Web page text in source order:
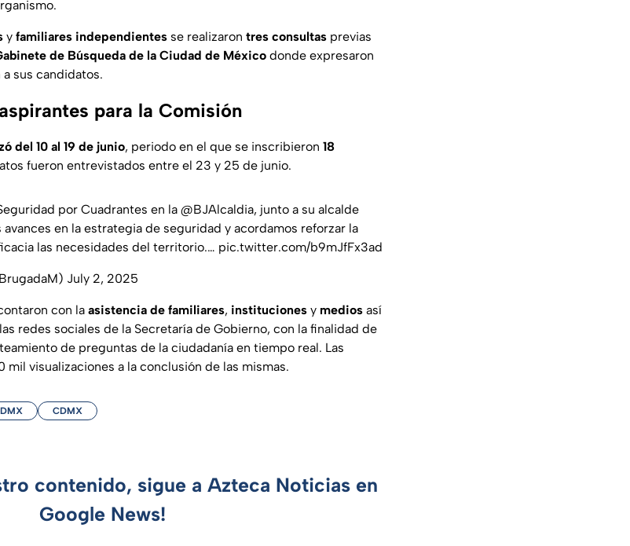
y familiares independientes se realizaron tres consultas previas
de Búsqueda de la Ciudad de México donde expresaron
sus candidatos.
para la Comisión
del 10 al 19 de junio, periodo en el que se inscribieron 18
fueron entrevistados entre el 23 y 25 de junio.
por Cuadrantes en la @BJAlcaldia, junto a su alcalde
avances en la estrategia de seguridad y acordamos reforzar la
las necesidades del territorio.… pic.twitter.com/b9mJfFx3ad
July 2, 2025
con la asistencia de familiares, instituciones y medios así
redes sociales de la Secretaría de Gobierno, con la finalidad de
de preguntas de la ciudadanía en tiempo real. Las
visualizaciones a la conclusión de las mismas.
CDMX
contenido, sigue a Azteca Noticias en
Google News!